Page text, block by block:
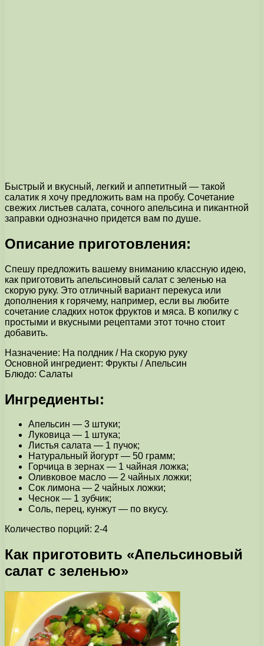
Быстрый и вкусный, легкий и аппетитный — такой
салатик я хочу предложить вам на пробу. Сочетание
свежих листьев салата, сочного апельсина и пикантной
заправки однозначно придется вам по душе.
Описание приготовления:
Спешу предложить вашему вниманию классную идею,
как приготовить апельсиновый салат с зеленью на
скорую руку. Это отличный вариант перекуса или
дополнения к горячему, например, если вы любите
сочетание сладких ноток фруктов и мяса. В копилку с
простыми и вкусными рецептами этот точно стоит
добавить.
Назначение: На полдник / На скорую руку
Основной ингредиент: Фрукты / Апельсин
Блюдо: Салаты
Ингредиенты:
Апельсин — 3 штуки;
Луковица — 1 штука;
Листья салата — 1 пучок;
Натуральный йогурт — 50 грамм;
Горчица в зернах — 1 чайная ложка;
Оливковое масло — 2 чайных ложки;
Сок лимона — 2 чайных ложки;
Чеснок — 1 зубчик;
Соль, перец, кунжут — по вкусу.
Количество порций: 2-4
Как приготовить «Апельсиновый
салат с зеленью»